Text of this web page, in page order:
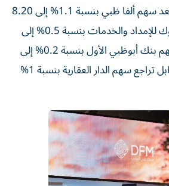
وفي سوق أبوظبي، صعد سهم ألفا ظبي بنسبة 1.1% إلى 8.20
درهم، وارتفع سهم أدنوك للإمداد والخدمات بنسبة 0.5% إلى
5.95 درهم، كما زاد سهم بنك أبوظبي الأول بنسبة 0.2% إلى
17.74 درهم، في المقابل تراجع سهم الدار العقارية بنسبة 1%